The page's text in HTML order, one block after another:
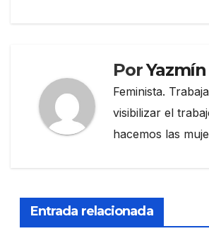
Por
Feminista.
visibilizar el
hacemos las
Entrada relacionada